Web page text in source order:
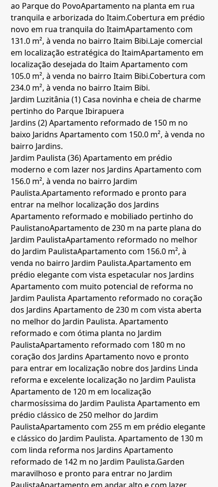
ao Parque do PovoApartamento na planta em rua
tranquila e arborizada do Itaim.Cobertura em prédio
novo em rua tranquila do ItaimApartamento com
131.0 m², à venda no bairro Itaim Bibi.Laje comercial
em localização estratégica do ItaimApartamento em
localização desejada do ItaimApartamento com
105.0 m², à venda no bairro Itaim Bibi.Cobertura com
234.0 m², à venda no bairro Itaim Bibi.
Jardim Luzitânia (1) Casa novinha e cheia de charme
pertinho do Parque Ibirapuera
Jardins (2)Apartamento reformado de 150 m no
baixo JaridnsApartamento com 150.0 m², à venda no
bairro Jardins.
Jardim Paulista (36)Apartamento em prédio
moderno e com lazer nos JardinsApartamento com
156.0 m², à venda no bairro Jardim
Paulista.Apartamento reformado e pronto para
entrar na melhor localização dos Jardins
Apartamento reformado e mobiliado pertinho do
PaulistanoApartamento de 230 m na parte plana do
Jardim PaulistaApartamento reformado no melhor
do Jardim PaulistaApartamento com 156.0 m², à
venda no bairro Jardim Paulista.Apartamento em
prédio elegante com vista espetacular nos Jardins
Apartamento com muito potencial de reforma no
Jardim PaulistaApartamento reformado no coração
dos JardinsApartamento de 230 m com vista aberta
no melhor do Jardin Paulista.Apartamento
reformado e com ótima planta no Jardim
PaulistaApartamento reformado com 180 m no
coração dos JardinsApartamento novo e pronto
para entrar em localização nobre dos Jardins Linda
reforma e excelente localização no Jardim Paulista
Apartamento de 120 m em localização
charmosíssima do Jardim PaulistaApartamento em
prédio clássico de 250 melhor do Jardim
PaulistaApartamento com 255 m em prédio elegante
e clássico do Jardim Paulista.Apartamento de 130 m
com linda reforma nos JardinsApartamento
reformado de 142 m no Jardim Paulista.Garden
maravilhoso e pronto para entrar no Jardim